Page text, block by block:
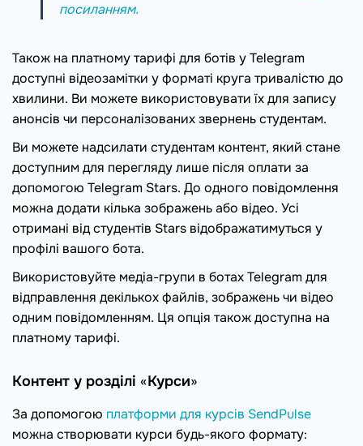
посиланням.
Також на платному тарифі для ботів у Telegram
доступні відеозамітки у форматі круга тривалістю до
хвилини. Ви можете використовувати їх для запису
анонсів чи персоналізованих звернень студентам.
Ви можете надсилати студентам контент, який стане
доступним для перегляду лише після оплати за
допомогою Telegram Stars. До одного повідомлення
можна додати кілька зображень або відео. Усі
отримані від студентів Stars відображатимуться у
профілі вашого бота.
Використовуйте медіа-групи в ботах Telegram для
відправлення декількох файлів, зображень чи відео
одним повідомленням. Ця опція також доступна на
платному тарифі.
Контент у розділі «Курси»
За допомогою платформи для курсів SendPulse
можна створювати курси будь-якого формату: